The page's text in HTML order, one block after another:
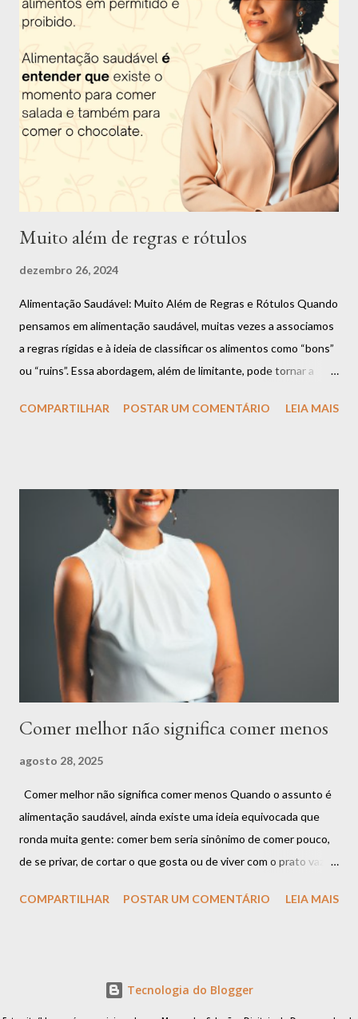
anos e desde os 16 anos eu escolhi essa profissão por ver o
impacto que uma má alimentação causa na saúde e querer
descobrir uma forma de mudar essa situação e assim ajudar as
pessoas. Apesar de ter muitas outras paixões, como citei
anteriormente, eu nunca consegui me enxergar fazendo outra
coisa. Fui uma criança acima do peso e desde nova senti o peso
dos padrões de beleza impostos pela sociedade. O ano de 2022
Muito além de regras e rótulos
dezembro 26, 2024
Alimentação Saudável: Muito Além de Regras e Rótulos Quando
pensamos em alimentação saudável, muitas vezes a associamos
a regras rígidas e à ideia de classificar os alimentos como “bons”
ou “ruins”. Essa abordagem, além de limitante, pode tornar a
que uma alimentação equilibrada vai muito além dessas
podem ter espaço na sua rotina. Há o momento de apreciar uma
refeição rica em nutrientes, como uma salada colorida e cheia de
sabor. E também há o momento de saborear aquele doce que
você tanto gosta ou um prato especial que traz conforto e boas
memórias. Esses momentos não só são normais, mas também
essenciais para uma relação leve com a comida. O segredo não
está em criar proibições, mas em encontrar o equilíbrio.
Alimentar-se bem é sobre compreender que ...
COMPARTILHAR POSTAR UM COMENTÁRIO LEIA MAIS
Comer melhor não significa comer menos
agosto 28, 2025
Comer melhor não significa comer menos Quando o assunto é
alimentação saudável, ainda existe uma ideia equivocada que
ronda muita gente: comer bem seria sinônimo de comer pouco,
de se privar, de cortar o que gosta ou de viver com o prato vazio.
resposta é: não. Comer melhor não significa comer menos.
bem” a restrições rígidas. Quantas vezes você já ouviu frases
COMPARTILHAR POSTAR UM COMENTÁRIO LEIA MAIS
Tecnologia do Blogger